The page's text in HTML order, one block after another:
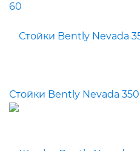
Стойки Bently Nevada